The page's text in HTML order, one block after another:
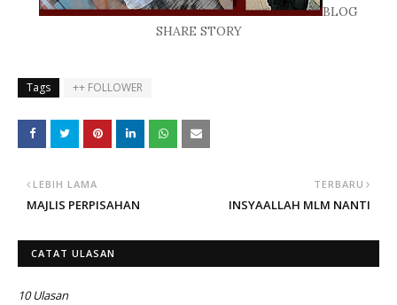
BLOG
SHARE STORY
Tags ++ FOLLOWER
TERBARU
INSYAALLAH MLM NANTI
LEBIH LAMA
MAJLIS PERPISAHAN
CATAT ULASAN
10 Ulasan